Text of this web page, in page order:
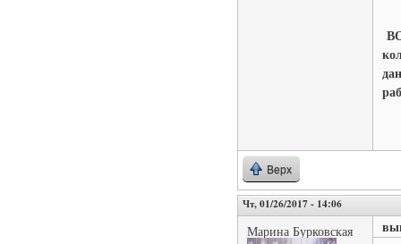
Верх
Чт, 01/26/2017 - 14:06
Марина Бурковская